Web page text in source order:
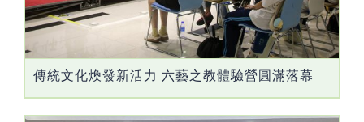
傳統文化煥發新活力 六藝之教體驗營圓滿落幕